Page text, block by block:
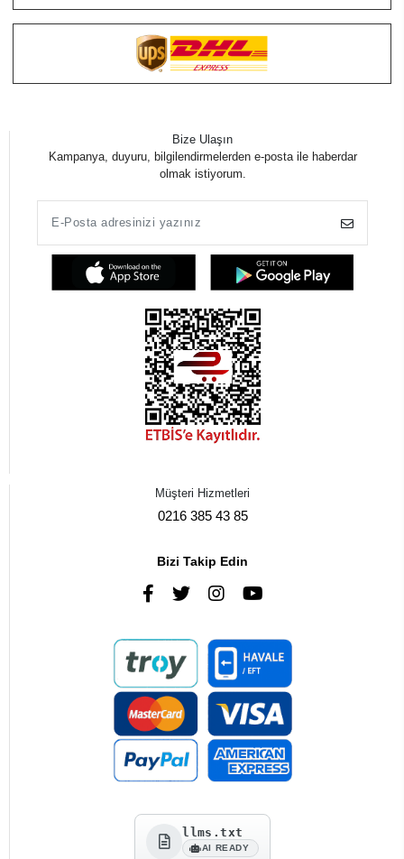
Bize Ulaşın
Kampanya, duyuru, bilgilendirmelerden e-posta ile haberdar
olmak istiyorum.
Müşteri Hizmetleri
0216 385 43 85
Bizi Takip Edin
llms.txt
AI READY